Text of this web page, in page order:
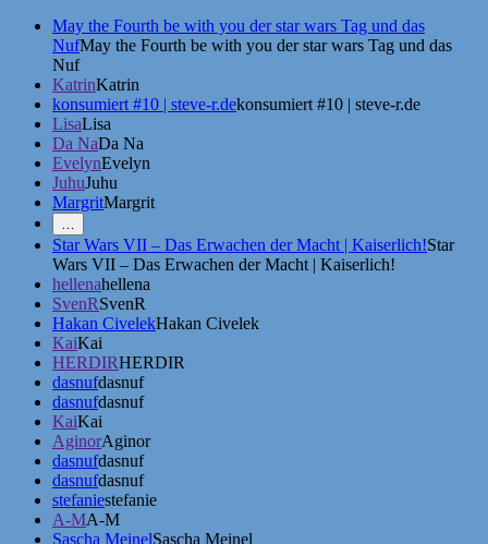
May the Fourth be with you der star wars Tag und das
NufMay the Fourth be with you der star wars Tag und das
Nuf
KatrinKatrin
konsumiert #10 | steve-r.dekonsumiert #10 | steve-r.de
LisaLisa
Da NaDa Na
EvelynEvelyn
JuhuJuhu
MargritMargrit
…
Erwähnungen
zeigen
Star Wars VII – Das Erwachen der Macht | Kaiserlich!Star
Wars VII – Das Erwachen der Macht | Kaiserlich!
hellenahellena
SvenRSvenR
Hakan CivelekHakan Civelek
KaiKai
HERDIRHERDIR
dasnufdasnuf
dasnufdasnuf
KaiKai
AginorAginor
dasnufdasnuf
dasnufdasnuf
stefaniestefanie
A-MA-M
Sascha MeinelSascha Meinel